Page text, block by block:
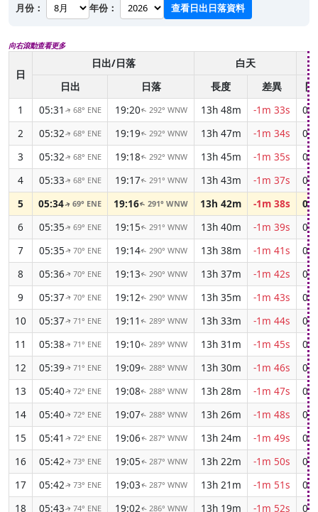
月份： 年份： 查看日出日落資料
向右滾動查看更多
日
日出/日落 白天
日出
日落 長度 差異
開
1
05:31 ↑ 68° ENE 19:20↑ 292° WNW 13h 48m -1m 33s
2
05:32↑ 68° ENE 19:19↑ 292° WNW 13h 47m -1m 34s
3
05:32↑ 68° ENE 19:18↑ 292° WNW 13h 45m -1m 35s
4
05:33↑ 68° ENE 19:17↑ 291° WNW 13h 43m -1m 37s
5
05:34↑69° ENE 19:16↑291° WNW 13h 42m -1m 38s
6
05:35↑ 69° ENE 19:15↑ 291° WNW 13h 40m -1m 39s
7
05:35↑ 70° ENE 19:14↑ 290° WNW 13h 38m -1m 41s
8
05:36↑ 70° ENE 19:13↑ 290° WNW 13h 37m -1m 42s
9
05:37↑ 70° ENE 19:12↑ 290° WNW 13h 35m -1m 43s
10
05:37↑ 71° ENE 19:11 ↑ 289° WNW 13h 33m -1m 44s
11
05:38↑ 71° ENE 19:10↑ 289° WNW 13h 31m -1m 45s
12
05:39↑ 71° ENE 19:09↑ 288° WNW 13h 30m -1m 46s
13
05:40↑ 72° ENE 19:08↑ 288° WNW 13h 28m -1m 47s
14
05:40↑ 72° ENE 19:07↑ 288° WNW 13h 26m -1m 48s
15
05:41 ↑ 72° ENE 19:06↑ 287° WNW 13h 24m -1m 49s
16
05:42↑ 73° ENE 19:05↑ 287° WNW 13h 22m -1m 50s
17
05:42↑ 73° ENE 19:03↑ 287° WNW 13h 21m -1m 51s
18
05:43↑ 74° ENE 19:02↑ 286° WNW 13h 19m -1m 52s